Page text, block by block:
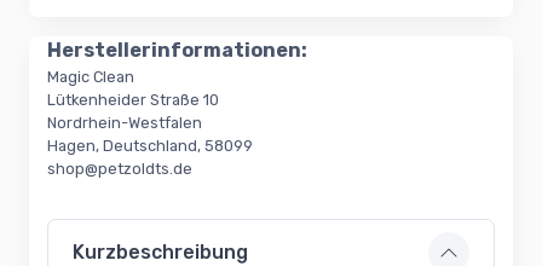
Herstellerinformationen:
Magic Clean
Lütkenheider Straße 10
Nordrhein-Westfalen
Hagen, Deutschland, 58099
shop@petzoldts.de
Kurzbeschreibung